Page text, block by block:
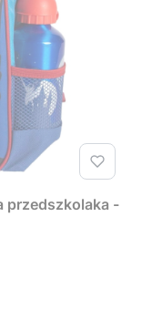
przedszkolaka -